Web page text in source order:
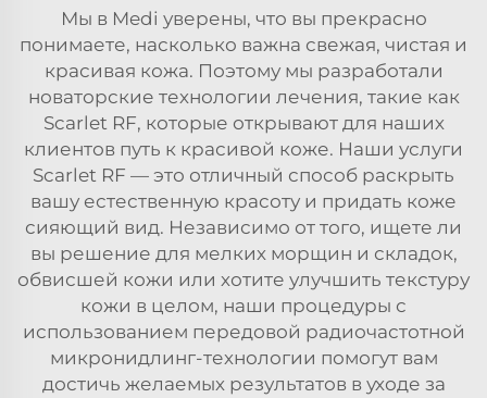
Мы в Medi уверены, что вы прекрасно
понимаете, насколько важна свежая, чистая и
красивая кожа. Поэтому мы разработали
новаторские технологии лечения, такие как
Scarlet RF, которые открывают для наших
клиентов путь к красивой коже. Наши услуги
Scarlet RF — это отличный способ раскрыть
вашу естественную красоту и придать коже
сияющий вид. Независимо от того, ищете ли
вы решение для мелких морщин и складок,
обвисшей кожи или хотите улучшить текстуру
кожи в целом, наши процедуры с
использованием передовой радиочастотной
микронидлинг-технологии помогут вам
достичь желаемых результатов в уходе за